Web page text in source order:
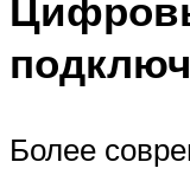
Более